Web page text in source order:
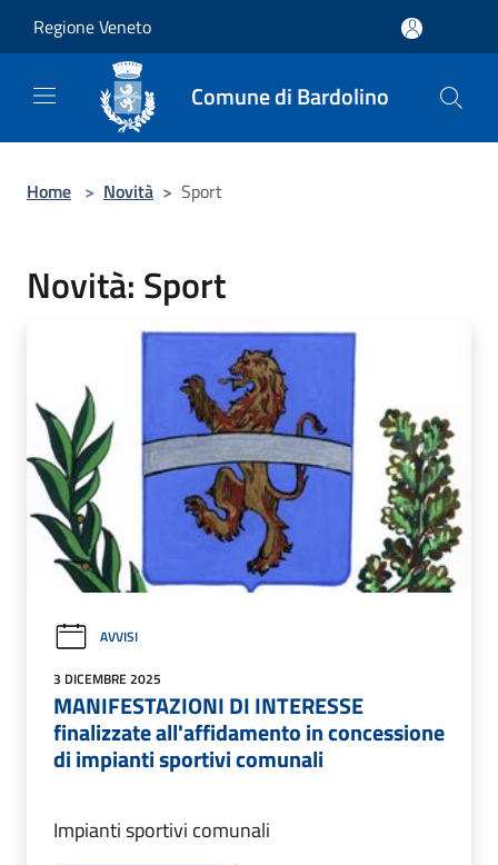
Regione Veneto
Comune di Bardolino
Home > Novità > Sport
Novità: Sport
AVVISI
3 DICEMBRE 2025
MANIFESTAZIONI DI INTERESSE
finalizzate all'affidamento in concessione
di impianti sportivi comunali
Impianti sportivi comunali